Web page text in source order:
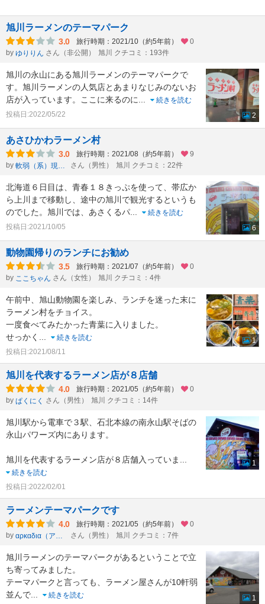
旭川ラーメンのテーマパーク
3.0 旅行時期：2021/10（約5年前）
0
by ゆりりん さん（非公開） 旭川 クチコミ：193件
旭川の永山にある旭川ラーメンのテーマパークで
す。旭川ラーメンの人気店とあまりなじみのないお
店が入っています。ここに来るのに...
続きを読む
投稿日:2022/05/22
2
あさひかわラーメン村
3.0 旅行時期：2021/08（約5年前）
9
by
軟弱（系）現役会社員、国連加盟国＆日本の承認国全て・全大陸訪問済 さん（男性） 旭川 クチコミ：22件
北海道６日目は、青春１８きっぷを使って、帯広か
ら上川まで移動し、途中の旭川で観光するというも
のでした。旭川では、あさくるパ...
続きを読む
投稿日:2021/10/05
6
動物園帰りのランチにお勧め
3.5 旅行時期：2021/07（約5年前）
0
by ここちゃん さん（女性） 旭川 クチコミ：4件
午前中、旭山動物園を楽しみ、ランチを迷った末に
ラーメン村をチョイス。
一度食べてみたかった青葉に入りました。
せっかく ...
続きを読む
投稿日:2021/08/11
1
旭川を代表するラーメン店が８店舗
4.0 旅行時期：2021/05（約5年前）
0
by ぱくにく さん（男性） 旭川 クチコミ：14件
旭川駅から電車で３駅、石北本線の南永山駅そばの
永山パワーズ内にあります。
旭川を代表するラーメン店が８店舗入っていま ...
続きを読む
投稿日:2022/02/01
1
ラーメンテーマパークです
4.0 旅行時期：2021/05（約5年前）
0
by
αρκαδια（アルカディア） さん（男性） 旭川 クチコミ：7件
旭川ラーメンのテーマパークがあるということで立
ち寄ってみました。
テーマパークと言っても、ラーメン屋さんが10軒弱
並んで...
続きを読む
1